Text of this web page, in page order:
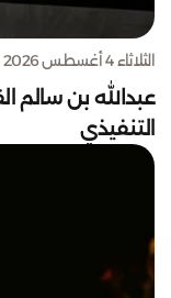
الثلاثاء 4 أغسطس 2026
عبدالله بن سالم
التنفيذي